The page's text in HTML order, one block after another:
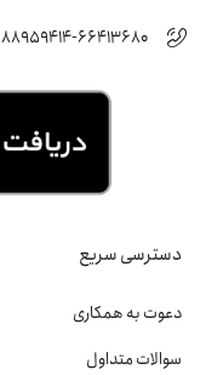
88959414-66413680
دسترسی سریع
دعوت به همکاری
سوالات متداول